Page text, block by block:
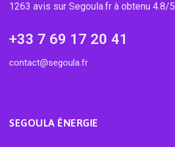
1263 avis sur Segoula.fr à obtenu 4.8/5
+33 7 69 17 20 41
contact@segoula.fr
SEGOULA ÉNERGIE